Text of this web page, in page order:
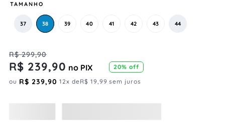
TAMANHO
37 38 39 40 41 42 43 44
R$ 299,90
R$ 239,90 no PIX 20% off
ou R$ 239,90 12x deR$ 19,99 sem juros